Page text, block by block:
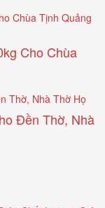
Cho Chùa
Đền Thờ, Nhà